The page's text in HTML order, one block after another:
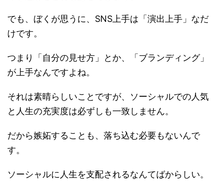
でも、ぼくが思うに、SNS上手は「演出上手」なだ
けです。
つまり「自分の見せ方」とか、「ブランディング」
が上手なんですよね。
それは素晴らしいことですが、ソーシャルでの人気
と人生の充実度は必ずしも一致しません。
だから嫉妬することも、落ち込む必要もないんで
す。
ソーシャルに人生を支配されるなんてばからしい。